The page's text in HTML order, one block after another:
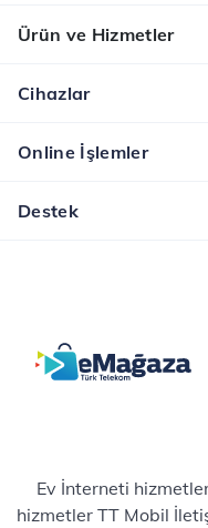
ortamı sunuyor. 2...
Ürün ve Hizmetler
Cihazlar
Online İşlemler
Destek
Ev İnterneti
hizmetler TT Mobil